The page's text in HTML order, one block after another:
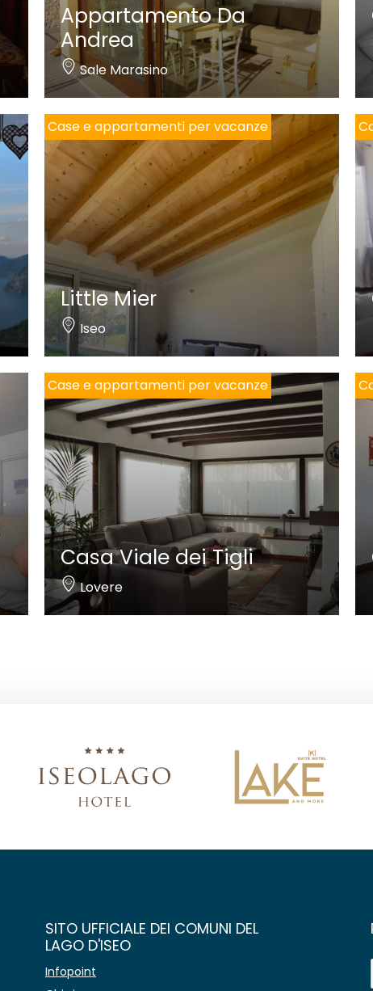
Appartamento Da
Andrea
Sale Marasino
Case e appartamenti per vacanze
Little Mier
Iseo
Case e appartamenti per vacanze
Casa Viale dei Tigli
Lovere
SITO UFFICIALE DEI COMUNI DEL
LAGO D'ISEO
Infopoint